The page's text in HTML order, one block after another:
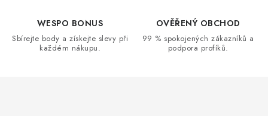
WESPO BONUS
Sbírejte body a získejte slevy při
každém nákupu.
OVĚŘENÝ OBCHOD
99 % spokojených zákazníků a
podpora profíků.